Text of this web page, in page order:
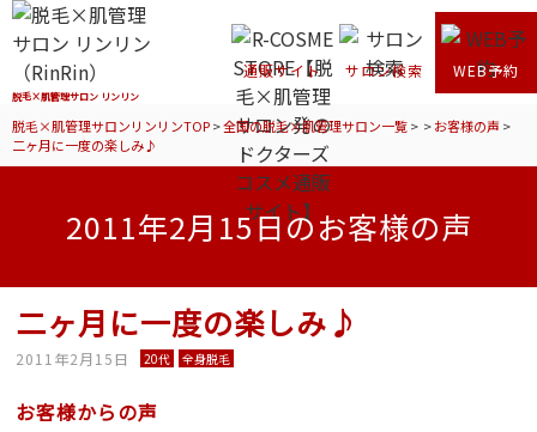
脱毛×肌管理サロン リンリン
通販サイト サロン検索 WEB予約
脱毛×肌管理サロンリンリンTOP>全国の脱毛×肌管理サロン一覧> >お客様の声 >
二ヶ月に一度の楽しみ♪
2011年2月15日のお客様の声
二ヶ月に一度の楽しみ♪
2011年2月15日 20代 全身脱毛
お客様からの声